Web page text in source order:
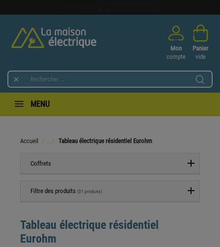

Mon
compte
Panier
vide
MENU
Accueil Tableau électrique résidentiel Eurohm
Coffrets
Filtre des produits (31 produits)
Tableau électrique résidentiel
Eurohm